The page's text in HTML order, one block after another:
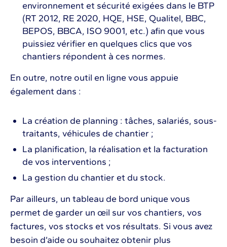
environnement et sécurité exigées dans le BTP
(RT 2012, RE 2020, HQE, HSE, Qualitel, BBC,
BEPOS, BBCA, ISO 9001, etc.) afin que vous
puissiez vérifier en quelques clics que vos
chantiers répondent à ces normes.
En outre, notre outil en ligne vous appuie
également dans :
La création de planning : tâches, salariés, sous-
traitants, véhicules de chantier ;
La planification, la réalisation et la facturation
de vos interventions ;
La gestion du chantier et du stock.
Par ailleurs, un tableau de bord unique vous
permet de garder un œil sur vos chantiers, vos
factures, vos stocks et vos résultats. Si vous avez
besoin d’aide ou souhaitez obtenir plus